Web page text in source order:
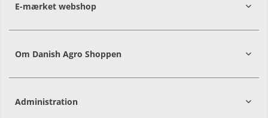
E-mærket webshop
Om Danish Agro Shoppen
Administration